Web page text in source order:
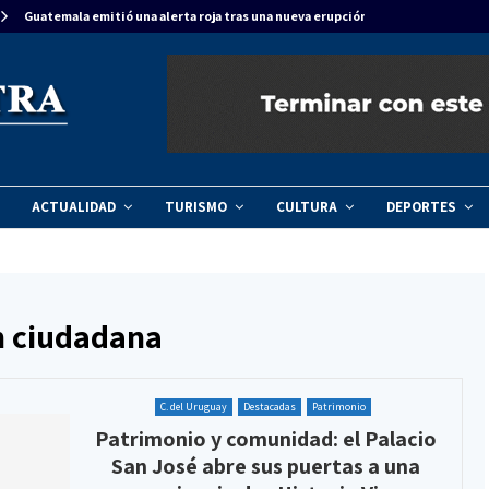
Guatemala emitió una alerta roja tras una nueva erupción del…
ACTUALIDAD TURISMO CULTURA DEPORTES
C. del Uruguay Destacadas Patrimonio
Patrimonio y comunidad: el Palacio
San José abre sus puertas a una